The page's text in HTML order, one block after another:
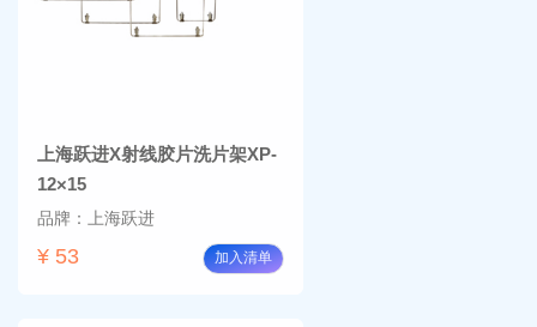
上海跃进X射线胶片洗片架XP-
12×15
品牌：上海跃进
¥ 53 加入清单